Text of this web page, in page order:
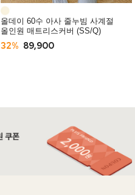
올데이 60수 아사 줄누빔 사계절
올인원 매트리스커버 (SS/Q)
32% 89,900